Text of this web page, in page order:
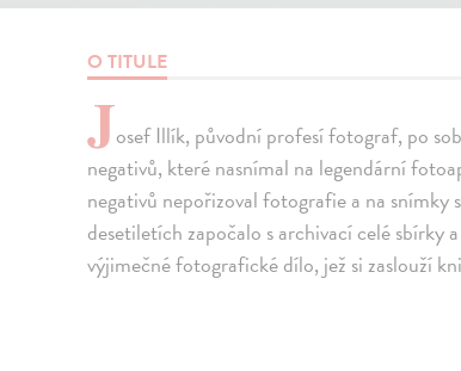
O TITULE
Josef Illík, původní profesí fotograf, po
negativů, které nasnímal na legendární
negativů nepořizoval fotografie a na snímky
desetiletích započalo s archivací celé sbírky
výjimečné fotografické dílo, jež si zaslouží